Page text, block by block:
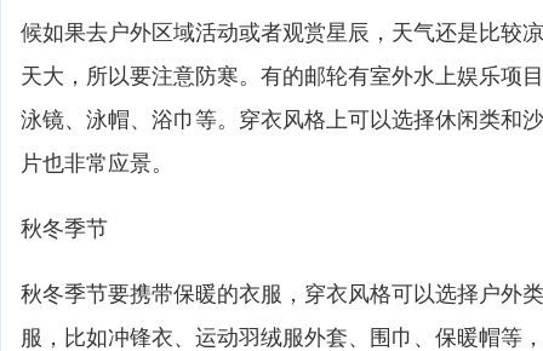
候如果去户外区域活动或者观赏星辰，天气还是比较
天大，所以要注意防寒。有的邮轮有室外水上娱乐项
泳镜、泳帽、浴巾等。穿衣风格上可以选择休闲类和
片也非常应景。
秋冬季节
秋冬季节要携带保暖的衣服，穿衣风格可以选择户外
服，比如冲锋衣、运动羽绒服外套、围巾、保暖帽等